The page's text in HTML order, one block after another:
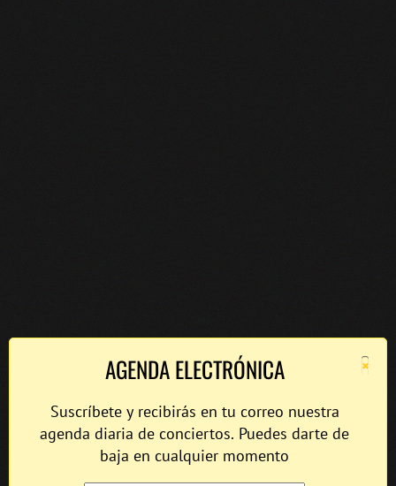
×
AGENDA ELECTRÓNICA
Suscríbete y recibirás en tu correo nuestra
agenda diaria de conciertos. Puedes darte de
baja en cualquier momento